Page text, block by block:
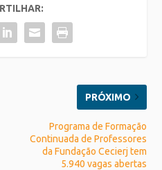
PRÓXIMO
Programa de Formação
Continuada de Professores
da Fundação Cecierj tem
5.940 vagas abertas